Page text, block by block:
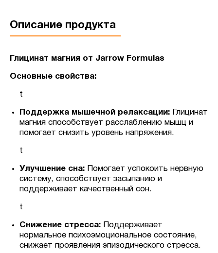
Описание продукта
Глицинат магния от Jarrow Formulas
Основные свойства:
t
Поддержка мышечной релаксации: Глицинат
магния способствует расслаблению мышц и
помогает снизить уровень напряжения.
t
Улучшение сна: Помогает успокоить нервную
систему, способствует засыпанию и
поддерживает качественный сон.
t
Снижение стресса: Поддерживает
нормальное психоэмоциональное состояние,
снижает проявления эпизодического стресса.